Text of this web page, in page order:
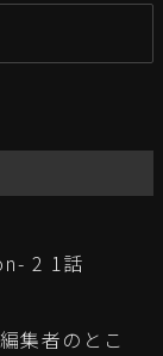
2 1話
集者のとこ